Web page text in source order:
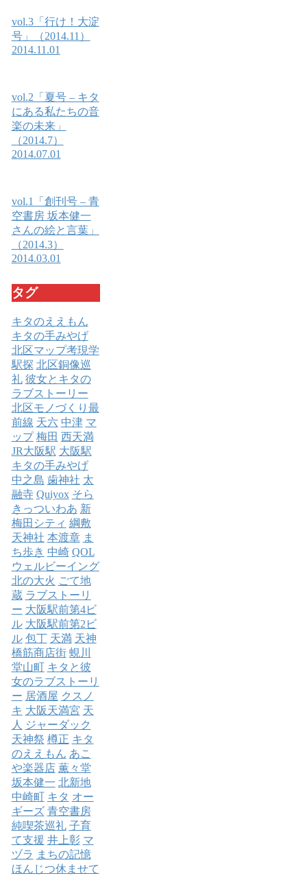
vol.3「行け！大淀
号」（2014.11）
2014.11.01
vol.2「夏号 – キタ
にある私たちの音
楽の未来」
（2014.7）
2014.07.01
vol.1「創刊号 – 青
空書房 坂本健一
さんの絵と言葉」
（2014.3）
2014.03.01
タグ
キタのええもん
キタの手みやげ
北区マップ考現学
駅探 北区銅像巡
礼 彼女とキタの
ラブストーリー
北区モノづくり最
前線 天六 中津 マ
ップ 梅田 西天満
JR大阪駅 大阪駅
キタの手みやげ
中之島 歯神社 太
融寺 Quiyox そら
きっついわあ 新
梅田シティ 綱敷
天神社 本渡章 ま
ち歩き 中崎 QOL
ウェルビーイング
北の大火 ごて地
蔵 ラブストーリ
ー 大阪駅前第4ビ
ル 大阪駅前第2ビ
ル 包丁 天満 天神
橋筋商店街 蜆川
堂山町 キタと彼
女のラブストーリ
ー 居酒屋 クスノ
キ 大阪天満宮 天
人 ジャーダック
天神祭 樽正 キタ
のええもん あこ
や楽器店 薫々堂
坂本健一 北新地
中崎町 キタ オー
ギーズ 青空書房
純喫茶巡礼 子育
て支援 井上彰 マ
ヅラ まちの記憶
ほんじつ休ませて